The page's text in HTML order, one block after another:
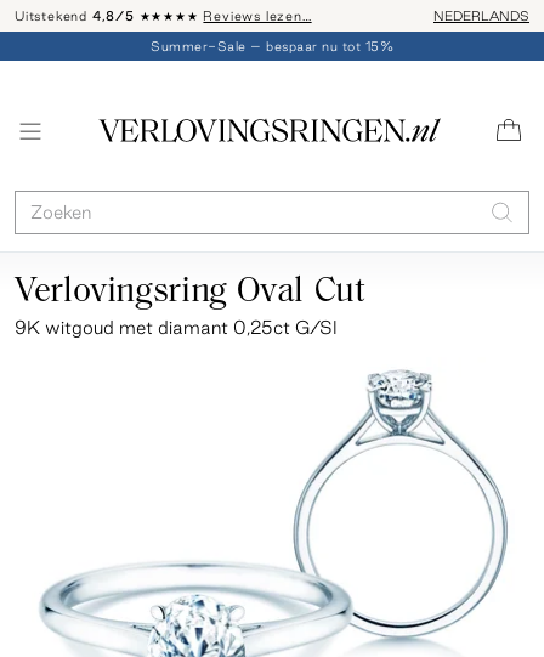
Uitstekend 4,8/5 ★★★★★ Reviews lezen… Advies: 020 -
NEDERLANDS
Summer-Sale – bespaar nu tot 15%
Verlovingsring Oval Cut
9K witgoud met diamant 0,25ct G/SI